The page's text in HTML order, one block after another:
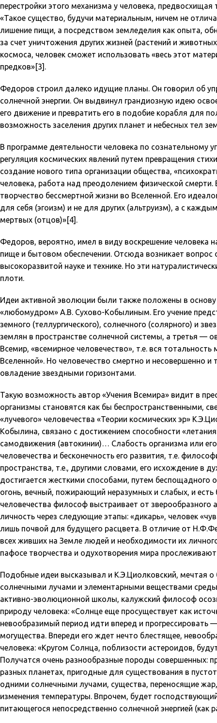
перестройки этого механизма у человека,
«Такое существо, будучи материальным, ничем не
лишение пищи, а посредством земледелия как опыта,
за счет уничтожения других жизней (растений и
космоса, человек сможет использовать «весь этот
предков»[3].
Федоров строил далеко идущие планы. Он говорил об
солнечной энергии. Он выдвинул грандиозную идею
его движение и превратить его в подобие корабля для
возможность заселения других планет и небесных тел
В программе деятельности человека по
регуляция космических явлений путем превращения
создание нового типа организации общества,
человека, работа над преодолением физической
творчество бессмертной жизни во Вселенной. Его
для себя (эгоизм) и не для других (альтруизм), а с
мертвых (отцов)»[4].
Федоров, вероятно, имел в виду воскрешение человека
пище и бытовом обеспечении. Отсюда возникает
высокоразвитой науке и технике. Но эти
плоти.
Идеи активной эволюции были также положены в
«любомудром» А.В. Сухово-Кобылиным. Его учение
земного (теллургического), солнечного (солярного) и
землян в пространстве солнечной системы, а третья —
Всемир, «всемирное человечество», т.е. вся
Вселенной». Но человечество смертно и несовершенно
овладение звездными горизонтами.
Такую возможность автор «Учения Всемира» видит в
организмы становятся как бы беспространственными,
«лучевого» человечества «Теории космических эр»
Кобылина, связано с достижением способности
самодвижения (автокинии)… Слабость организма или
человечества и бесконечность его развития, т.е.
пространства, т.е., другими словами, его исхождение в
достигается жесткими способами, путем беспощадного
огонь, вечный, пожирающий неразумных и слабых, и
человечества философ выстраивает от
личность через следующие этапы: «дикарь», человек
лишь почвой для будущего расцвета. В отличие от
всех живших на Земле людей и необходимости их
пафосе творчества и одухотворения мира
Подобные идеи высказывал и К.Э.Циолковский, мечтая
солнечными лучами и элементарными веществами
активно-эволюционной школы, калужский философ
природу человека: «Солнце еще просуществует как
невообразимый период идти вперед и прогрессировать
могущества. Впереди его ждет нечто блестящее,
человека: «Кругом Солнца, поблизости астероидов,
Получатся очень разнообразные породы совершенных:
разных планетах, пригодные для существования в
одними солнечными лучами, существа, переносящие
изменения температуры. Впрочем, будет
питающегося непосредственно солнечной энергией (как